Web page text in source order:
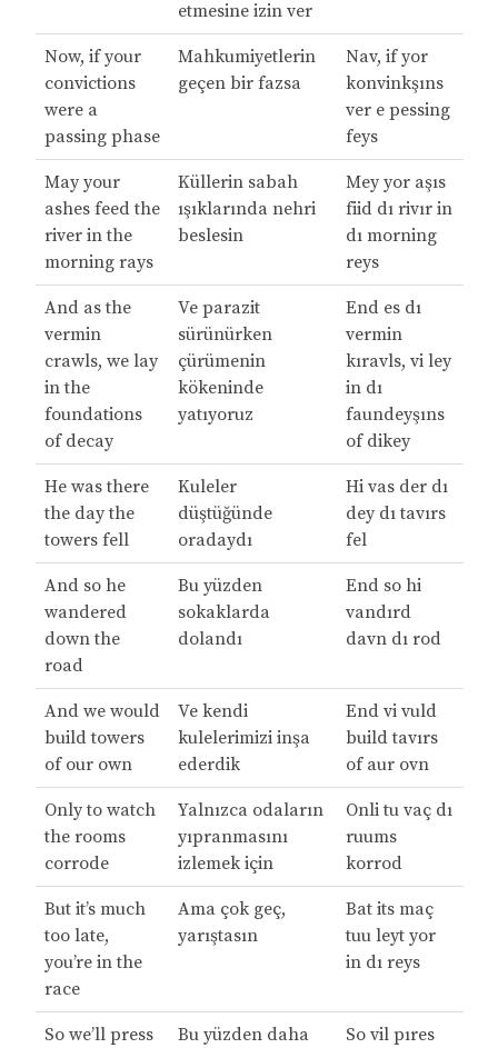
etmesine izin ver
Now, if your
convictions
were a
passing phase
Mahkumiyetlerin
geçen bir fazsa
Nav, if yor
konvinkşıns
ver e pessing
feys
May your
ashes feed the
river in the
morning rays
Küllerin sabah
ışıklarında nehri
beslesin
Mey yor aşıs
fiid dı rivır in
dı morning
reys
And as the
vermin
crawls, we lay
in the
foundations
of decay
Ve parazit
sürünürken
çürümenin
kökeninde
yatıyoruz
End es dı
vermin
kıravls, vi ley
in dı
faundeyşıns
of dikey
He was there
the day the
towers fell
Kuleler
düştüğünde
oradaydı
Hi vas der dı
dey dı tavırs
fel
And so he
wandered
down the
road
Bu yüzden
sokaklarda
dolandı
End so hi
vandırd
davn dı rod
And we would
build towers
of our own
Ve kendi
kulelerimizi inşa
ederdik
End vi vuld
build tavırs
of aur ovn
Only to watch
the rooms
corrode
Yalnızca odaların
yıpranmasını
izlemek için
Onli tu vaç dı
ruums
korrod
But it’s much
too late,
you’re in the
race
Ama çok geç,
yarıştasın
Bat its maç
tuu leyt yor
in dı reys
So we’ll press
Bu yüzden daha
So vil pıres